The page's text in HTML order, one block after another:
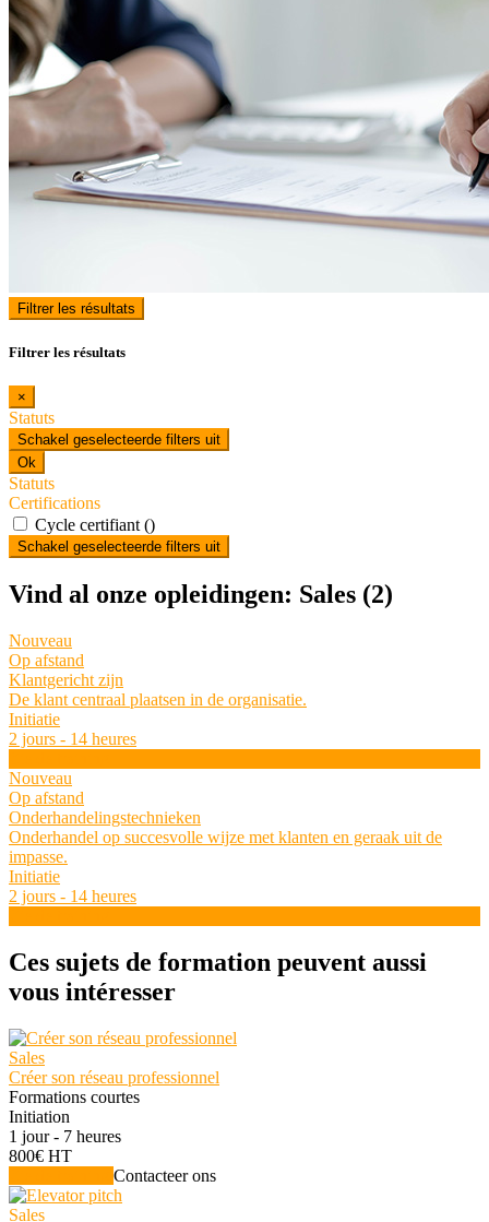
Filtrer les résultats
Filtrer les résultats
×
Statuts
Schakel geselecteerde filters uit
Ok
Statuts
Certifications
Cycle certifiant ()
Schakel geselecteerde filters uit
Vind al onze opleidingen: Sales (2)
Nouveau
Op afstand
Klantgericht zijn
De klant centraal plaatsen in de organisatie.
Initiatie
2 jours - 14 heures
Nouveau
Op afstand
Onderhandelingstechnieken
Onderhandel op succesvolle wijze met klanten en geraak uit de
impasse.
Initiatie
2 jours - 14 heures
Ces sujets de formation peuvent aussi
vous intéresser
Sales
Créer son réseau professionnel
Formations courtes
Initiation
1 jour - 7 heures
800€ HT
Contacteer ons
Sales